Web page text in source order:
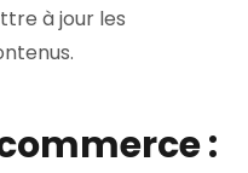
à jour les
: